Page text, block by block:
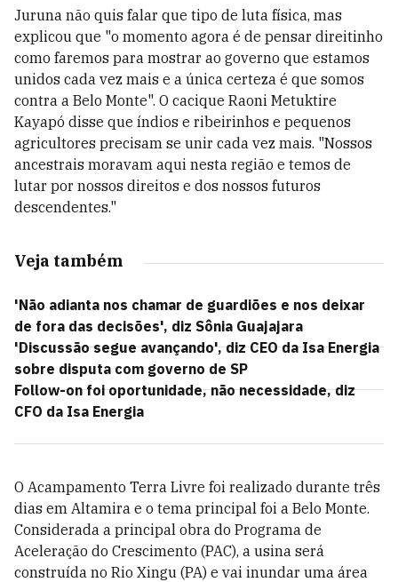
Juruna não quis falar que tipo de luta física, mas
explicou que "o momento agora é de pensar direitinho
como faremos para mostrar ao governo que estamos
unidos cada vez mais e a única certeza é que somos
contra a Belo Monte". O cacique Raoni Metuktire
Kayapó disse que índios e ribeirinhos e pequenos
agricultores precisam se unir cada vez mais. "Nossos
ancestrais moravam aqui nesta região e temos de
lutar por nossos direitos e dos nossos futuros
descendentes."
Veja também
'Não adianta nos chamar de guardiões e nos deixar
de fora das decisões', diz Sônia Guajajara
'Discussão segue avançando', diz CEO da Isa Energia
sobre disputa com governo de SP
Follow-on foi oportunidade, não necessidade, diz
CFO da Isa Energia
O Acampamento Terra Livre foi realizado durante três
dias em Altamira e o tema principal foi a Belo Monte.
Considerada a principal obra do Programa de
Aceleração do Crescimento (PAC), a usina será
construída no Rio Xingu (PA) e vai inundar uma área